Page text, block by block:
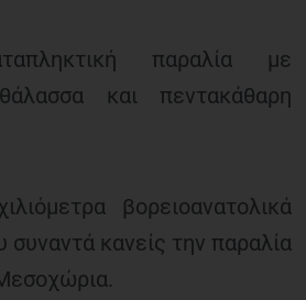
παραλία με
και πεντακάθαρη
βορειοανατολικά
κανείς την παραλία